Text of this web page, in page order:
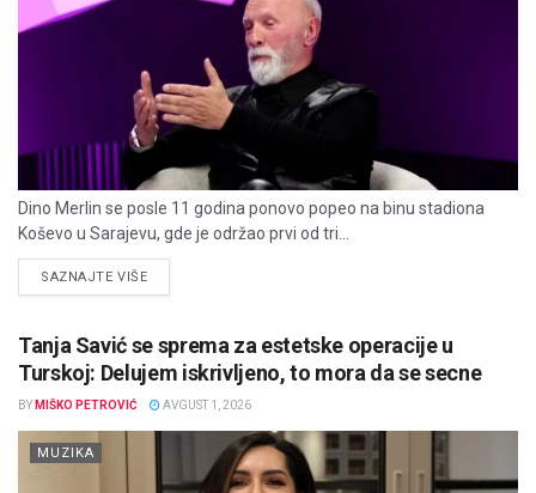
Dino Merlin se posle 11 godina ponovo popeo na binu stadiona
Koševo u Sarajevu, gde je održao prvi od tri...
SAZNAJTE VIŠEDETAILS
Tanja Savić se sprema za estetske operacije u
Turskoj: Delujem iskrivljeno, to mora da se secne
BY MIŠKO PETROVIĆ AVGUST 1, 2026
MUZIKA